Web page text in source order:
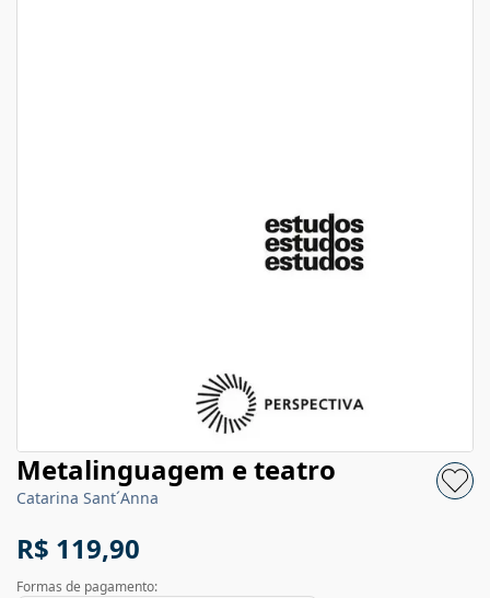
Metalinguagem e teatro
Catarina Sant´Anna
R$ 119,90
Formas de pagamento: